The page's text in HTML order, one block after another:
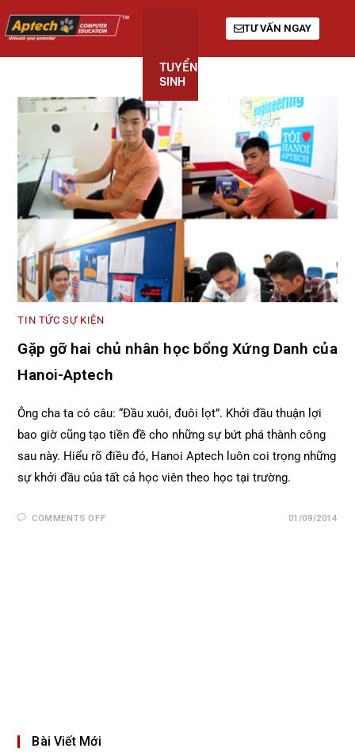
TUYỂN
SINH
TƯ VẤN NGAY
TIN TỨC SỰ KIỆN
Gặp gỡ hai chủ nhân học bổng Xứng Danh của
Hanoi-Aptech
Ông cha ta có câu: “Đầu xuôi, đuôi lọt”. Khởi đầu thuận lợi
bao giờ cũng tạo tiền đề cho những sự bứt phá thành công
sau này. Hiểu rõ điều đó, Hanoi Aptech luôn coi trọng những
sự khởi đầu của tất cả học viên theo học tại trường.
COMMENTS OFF 01/09/2014
Bài Viết Mới